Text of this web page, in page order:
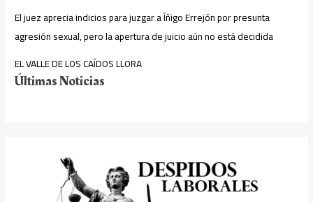
El juez aprecia indicios para juzgar a Íñigo Errejón por presunta
agresión sexual, pero la apertura de juicio aún no está decidida
EL VALLE DE LOS CAÍDOS LLORA
Últimas Noticias